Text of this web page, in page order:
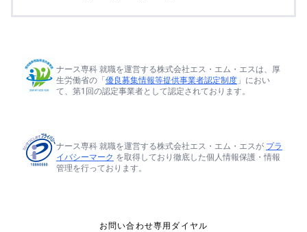
ナース専科 就職を運営する株式会社エス・エム・エスは、厚
生労働省の「優良募集情報等提供事業者認定制度 」におい
て、第1回の認定事業者として認定されております。
ナース専科 就職を運営する株式会社エス・エム・エスが プラ
イバシーマーク を取得しており徹底した個人情報保護・情報
管理を行っております。
お問い合わせ専用ダイヤル